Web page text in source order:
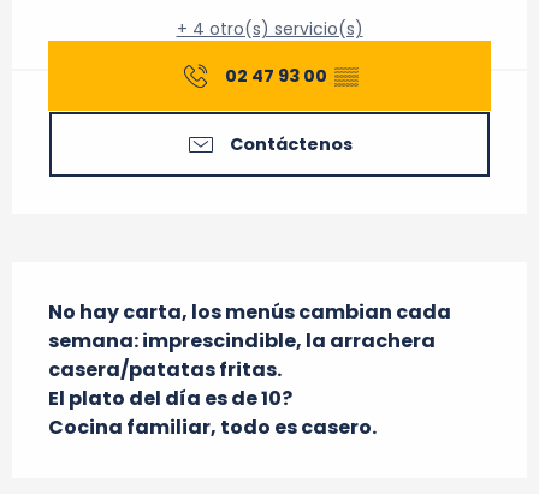
+ 4 otro(s) servicio(s)
02 47 93 00 ▒▒
Contáctenos
No hay carta, los menús cambian cada
semana: imprescindible, la arrachera
casera/patatas fritas.
El plato del día es de 10?
Cocina familiar, todo es casero.